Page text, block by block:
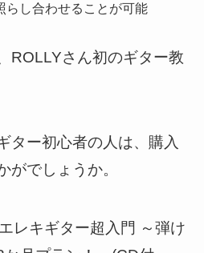
らし合わせることが可能
ROLLYさん初のギター教
ター初心者の人は、購入
がでしょうか。
レキギター超入門 ～弾け